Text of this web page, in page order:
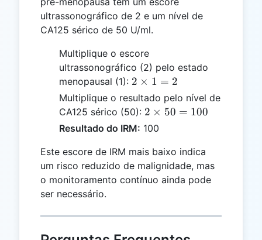
ultrassonográfico de 2 e um nível de
CA125 sérico de 50 U/ml.
Multiplique o escore
ultrassonográfico (2) pelo estado
menopausal (1): 2
\times
1 = 2
2 × 1 = 2
Multiplique o resultado pelo nível de
CA125 sérico (50): 2
\times
100
2 × 50 = 100
Resultado do IRM: 100
Este escore de IRM mais baixo indica
um risco reduzido de malignidade, mas
o monitoramento contínuo ainda pode
ser necessário.